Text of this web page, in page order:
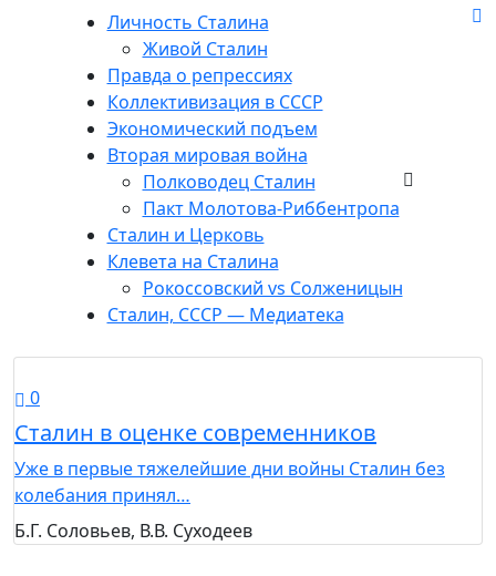
Личность Сталина
Живой Сталин
Правда о репрессиях
Коллективизация в СССР
Экономический подъем
Вторая мировая война
Полководец Сталин
Пакт Молотова-Риббентропа
Сталин и Церковь
Клевета на Сталина
Рокоссовский vs Солженицын
Сталин, СССР — Медиатека
0
Сталин в оценке современников
Уже в первые тяжелейшие дни войны Сталин без
колебания принял…
Б.Г. Соловьев, В.В. Суходеев